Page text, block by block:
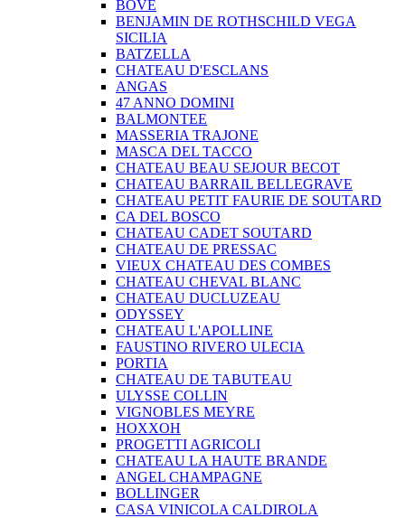
BOVE
BENJAMIN DE ROTHSCHILD VEGA
SICILIA
BATZELLA
CHATEAU D'ESCLANS
ANGAS
47 ANNO DOMINI
BALMONTEE
MASSERIA TRAJONE
MASCA DEL TACCO
CHATEAU BEAU SEJOUR BECOT
CHATEAU BARRAIL BELLEGRAVE
CHATEAU PETIT FAURIE DE SOUTARD
CA DEL BOSCO
CHATEAU CADET SOUTARD
CHATEAU DE PRESSAC
VIEUX CHATEAU DES COMBES
CHATEAU CHEVAL BLANC
CHATEAU DUCLUZEAU
ODYSSEY
CHATEAU L'APOLLINE
FAUSTINO RIVERO ULECIA
PORTIA
CHATEAU DE TABUTEAU
ULYSSE COLLIN
VIGNOBLES MEYRE
HOXXOH
PROGETTI AGRICOLI
CHATEAU LA HAUTE BRANDE
ANGEL CHAMPAGNE
BOLLINGER
CASA VINICOLA CALDIROLA